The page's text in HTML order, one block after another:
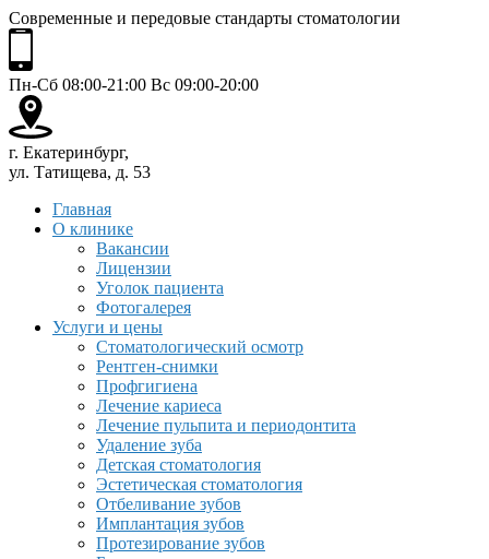
Современные и передовые стандарты стоматологии
Пн-Сб 08:00-21:00 Вс 09:00-20:00
г. Екатеринбург,
ул. Татищева, д. 53
Главная
О клинике
Вакансии
Лицензии
Уголок пациента
Фотогалерея
Услуги и цены
Стоматологический осмотр
Рентген-снимки
Профгигиена
Лечение кариеса
Лечение пульпита и периодонтита
Удаление зуба
Детская стоматология
Эстетическая стоматология
Отбеливание зубов
Имплантация зубов
Протезирование зубов